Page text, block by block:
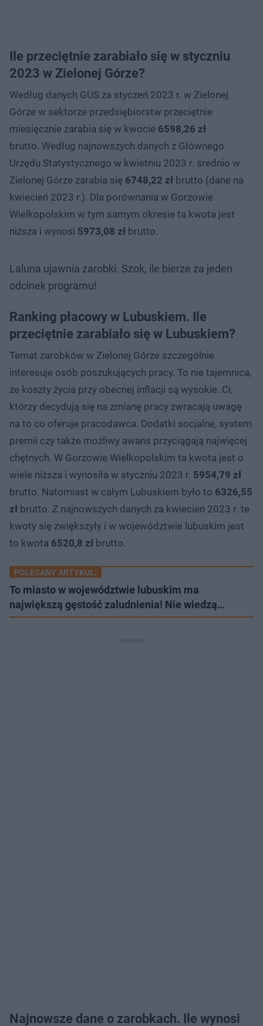
Ile przeciętnie zarabiało się w styczniu
2023 w Zielonej Górze?
Według danych GUS za styczeń 2023 r. w Zielonej
Górze w sektorze przedsiębiorstw przeciętnie
miesięcznie zarabia się w kwocie 6598,26 zł
brutto. Według najnowszych danych z Głównego
Urzędu Statystycznego w kwietniu 2023 r. średnio w
Zielonej Górze zarabia się 6748,22 zł brutto (dane na
kwiecień 2023 r.). Dla porównania w Gorzowie
Wielkopolskim w tym samym okresie ta kwota jest
niższa i wynosi 5973,08 zł brutto.
Laluna ujawnia zarobki. Szok, ile bierze za jeden
odcinek programu!
Ranking płacowy w Lubuskiem. Ile
przeciętnie zarabiało się w Lubuskiem?
Temat zarobków w Zielonej Górze szczególnie
interesuje osób poszukujących pracy. To nie tajemnica,
że koszty życia przy obecnej inflacji są wysokie. Ci,
którzy decydują się na zmianę pracy zwracają uwagę
na to co oferuje pracodawca. Dodatki socjalne, system
premii czy także możliwy awans przyciągają najwięcej
chętnych. W Gorzowie Wielkopolskim ta kwota jest o
wiele niższa i wynosiła w styczniu 2023 r. 5954,79 zł
brutto. Natomiast w całym Lubuskiem było to 6326,55
zł brutto. Z najnowszych danych za kwiecień 2023 r. te
kwoty się zwiększyły i w województwie lubuskim jest
to kwota 6520,8 zł brutto.
POLECANY ARTYKUŁ:
To miasto w województwie lubuskim ma
największą gęstość zaludnienia! Nie wiedzą…
Najnowsze dane o zarobkach. Ile wynosi